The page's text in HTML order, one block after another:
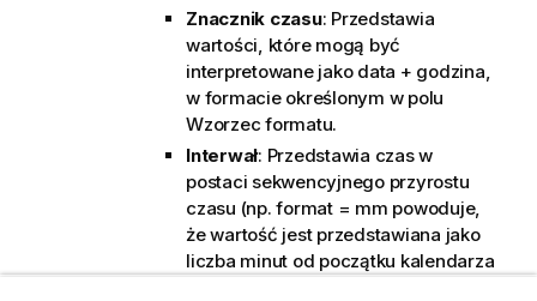
Znacznik czasu: Przedstawia
wartości, które mogą być
interpretowane jako data + godzina,
w formacie określonym w polu
Wzorzec formatu.
Interwał: Przedstawia czas w
postaci sekwencyjnego przyrostu
czasu (np. format = mm powoduje,
że wartość jest przedstawiana jako
liczba minut od początku kalendarza